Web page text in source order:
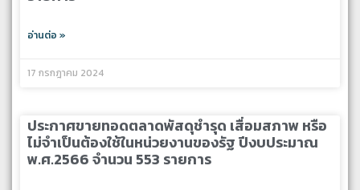
อ่านต่อ »
17 กรกฎาคม 2024
ประกาศขายทอดตลาดพัสดุชำรุด เสื่อมสภาพ หรือ
ไม่จำเป็นต้องใช้ในหน่วยงานของรัฐ ปีงบประมาณ
พ.ศ.2566 จำนวน 553 รายการ